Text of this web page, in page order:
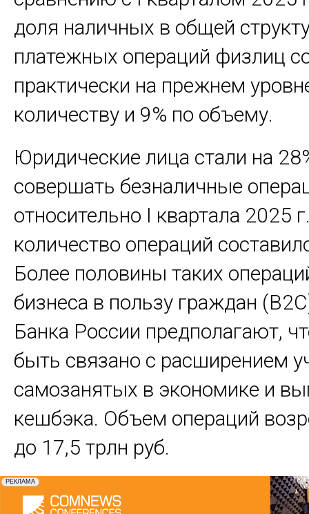
доля наличных в общей
платежных операций физлиц
практически на прежнем
количеству и 9% по объему.
Юридические лица стали на
совершать безналичные
относительно I квартала 2025
количество операций
Более половины таких
бизнеса в пользу граждан
Банка России предполагают,
быть связано с расширением
самозанятых в экономике и
кешбэка. Объем операций
до 17,5 трлн руб.